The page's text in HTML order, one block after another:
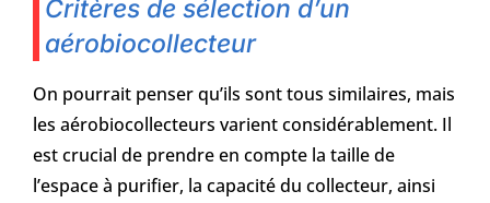
Critères de sélection d’un
aérobiocollecteur
On pourrait penser qu’ils sont tous similaires, mais
les aérobiocollecteurs varient considérablement. Il
est crucial de prendre en compte la taille de
l’espace à purifier, la capacité du collecteur, ainsi